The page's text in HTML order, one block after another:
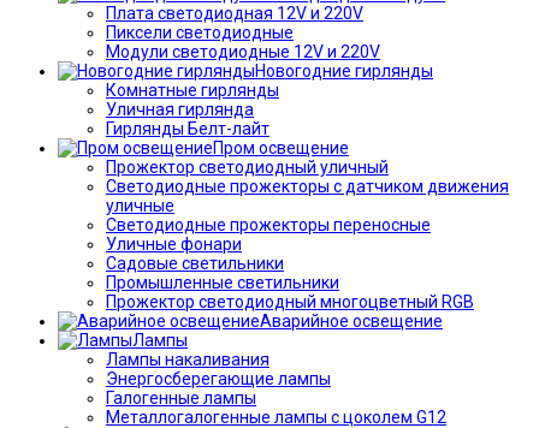
Плата светодиодная 12V и 220V
Пиксели светодиодные
Модули светодиодные 12V и 220V
Новогодние гирлянды
Комнатные гирлянды
Уличная гирлянда
Гирлянды Белт-лайт
Пром освещение
Прожектор светодиодный уличный
Светодиодные прожекторы с датчиком движения
уличные
Светодиодные прожекторы переносные
Уличные фонари
Садовые светильники
Промышленные светильники
Прожектор светодиодный многоцветный RGB
Аварийное освещение
Лампы
Лампы накаливания
Энергосберегающие лампы
Галогенные лампы
Металлогалогенные лампы с цоколем G12